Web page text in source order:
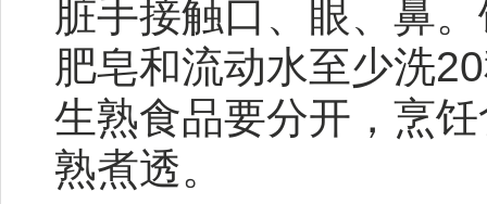
脏手接触口、眼、鼻
肥皂和流动水至少洗
生熟食品要分开，烹
熟煮透。